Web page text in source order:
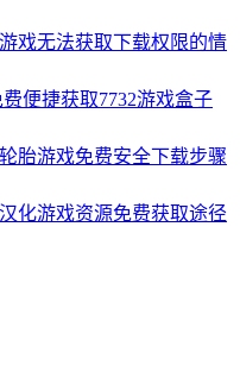
戏无法获取下载权限的情
便捷获取7732游戏盒子
胎游戏免费安全下载步骤
化游戏资源免费获取途径